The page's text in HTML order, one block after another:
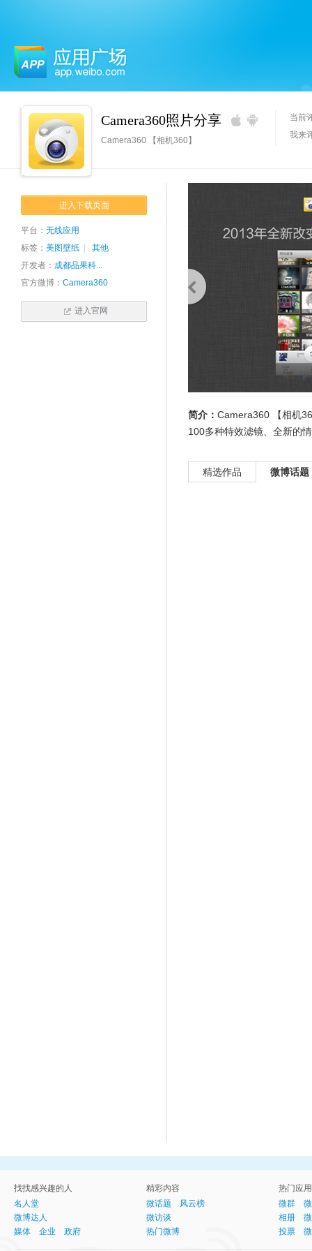
应用广场 Camera360照片分享
Camera360 【相机360】
当前
我来
进入下载页面
平台： 无线应用
标签： 美图壁纸
其他
开发者： 成都品果科...
官方微博： Camera360
进入官网
简介： Camera360 【相机
100多种特效滤镜、全新的
精选作品 微博话题
找找感兴趣的人
名人堂
微博达人
媒体
企业 政府
精彩内容
微话题
风云榜
微访谈
热门微博
热门应用
微群
相册
投票